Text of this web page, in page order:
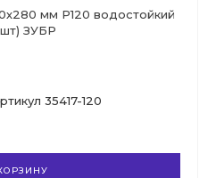
мм Р120 водостойкий
ЗУБР
35417-120